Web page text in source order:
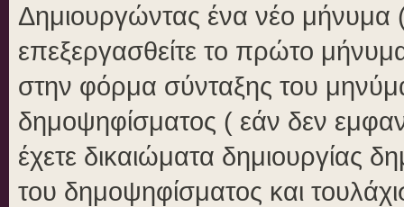
Δημιουργώντας ένα νέο μήνυμα
επεξεργασθείτε το πρώτο
στην φόρμα σύνταξης του
δημοψηφίσματος ( εάν δεν
έχετε δικαιώματα δημιουργίας
του δημοψηφίσματος και